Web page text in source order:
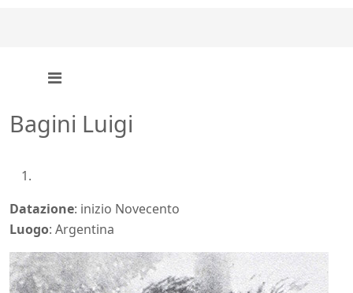
Bagini Luigi
Datazione: inizio Novecento
Luogo: Argentina